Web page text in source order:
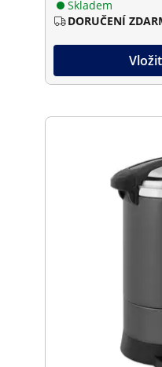
Skladem
DORUČENÍ